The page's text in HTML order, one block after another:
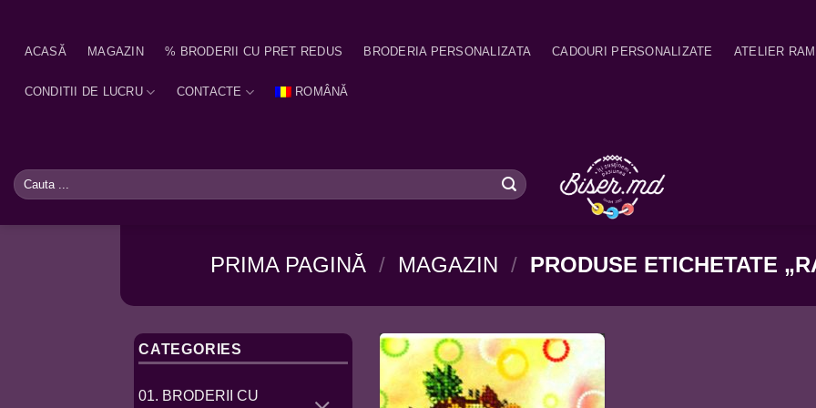
contentACASĂ MAGAZIN % BRODERII CU PRET REDUS BRODERIA PERSONALIZATA CADOURI PERSONALIZATE ATELIER
CONDITII DE LUCRU CONTACTE ROMÂNĂ
Caută
după:
PRIMA PAGINĂ / MAGAZIN / PRODUSE ETICHETATE
CATEGORIES
01. BRODERII CU